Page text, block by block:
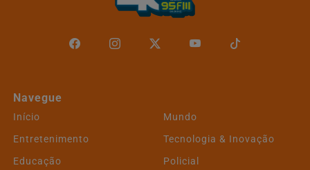
Navegue
Início
Mundo
Entretenimento
Tecnologia & Inovação
Educação
Policial